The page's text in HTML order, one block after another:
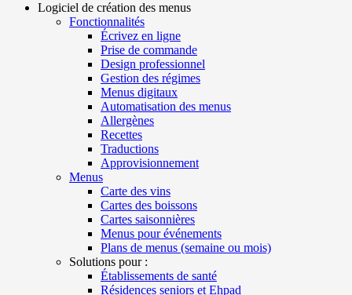
navigation
Logiciel de création des menus
Fonctionnalités
Écrivez en ligne
Prise de commande
Design professionnel
Gestion des régimes
Menus digitaux
Automatisation des menus
Allergènes
Recettes
Traductions
Approvisionnement
Menus
Carte des vins
Cartes des boissons
Cartes saisonnières
Menus pour événements
Plans de menus (semaine ou mois)
Solutions pour :
Établissements de santé
Résidences seniors et Ehpad